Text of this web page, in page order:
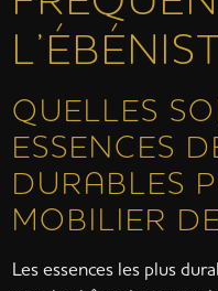
QUELLES
ESSENCES
DURABLES
MOBILIER
Les essences les plus